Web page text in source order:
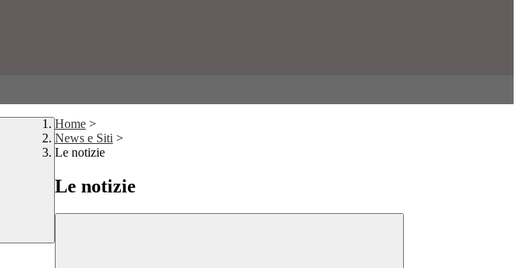
Home >
News e Siti >
Le notizie
Le notizie